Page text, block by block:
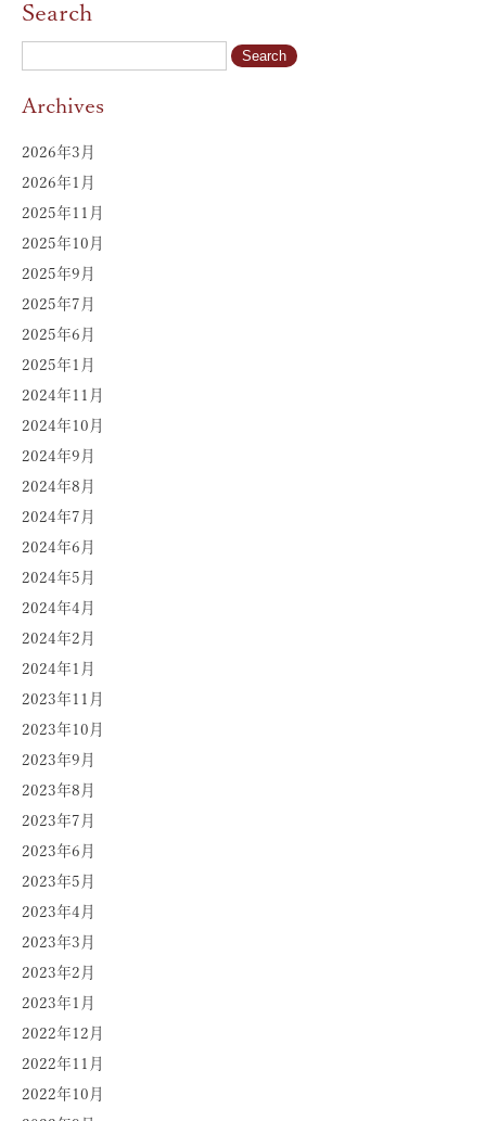
Search
Archives
2026年3月
2026年1月
2025年11月
2025年10月
2025年9月
2025年7月
2025年6月
2025年1月
2024年11月
2024年10月
2024年9月
2024年8月
2024年7月
2024年6月
2024年5月
2024年4月
2024年2月
2024年1月
2023年11月
2023年10月
2023年9月
2023年8月
2023年7月
2023年6月
2023年5月
2023年4月
2023年3月
2023年2月
2023年1月
2022年12月
2022年11月
2022年10月